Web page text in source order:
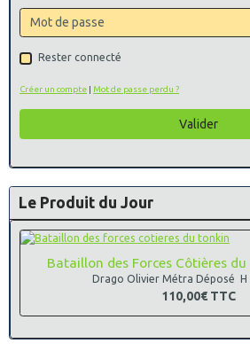
Rester connecté
Créer un compte | Mot de passe perdu ?
Valider
Le Produit du Jour
Bataillon des Forces Côtières
Drago Olivier Métra Déposé H
110,00€ TTC